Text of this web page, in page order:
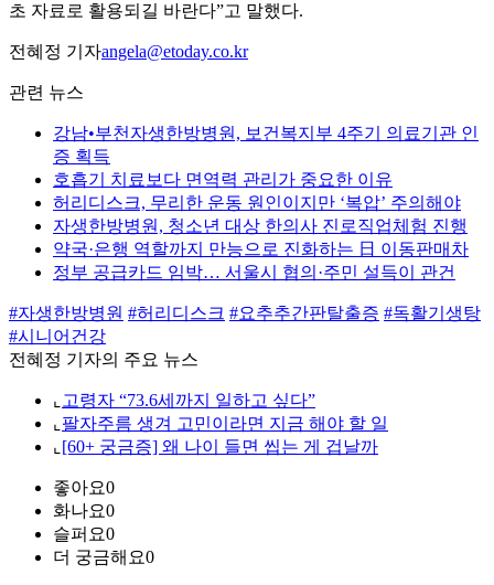
초 자료로 활용되길 바란다”고 말했다.
전혜정 기자angela@etoday.co.kr
관련 뉴스
강남•부천자생한방병원, 보건복지부 4주기 의료기관 인
증 획득
호흡기 치료보다 면역력 관리가 중요한 이유
허리디스크, 무리한 운동 원인이지만 ‘복압’ 주의해야
자생한방병원, 청소년 대상 한의사 진로직업체험 진행
약국·은행 역할까지 만능으로 진화하는 日 이동판매차
정부 공급카드 임박… 서울시 협의·주민 설득이 관건
#자생한방병원 #허리디스크 #요추추간판탈출증 #독활기생탕
#시니어건강
전혜정 기자의 주요 뉴스
⌞ 고령자 “73.6세까지 일하고 싶다”
⌞ 팔자주름 생겨 고민이라면 지금 해야 할 일
⌞ [60+ 궁금증] 왜 나이 들면 씹는 게 겁날까
좋아요0
화나요0
슬퍼요0
더 궁금해요0